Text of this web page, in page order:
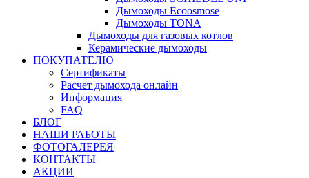
Дымоходы Ecoosmose
Дымоходы TONA
Дымоходы для газовых котлов
Керамические дымоходы
ПОКУПАТЕЛЮ
Сертификаты
Расчет дымохода онлайн
Информация
FAQ
БЛОГ
НАШИ РАБОТЫ
ФОТОГАЛЕРЕЯ
КОНТАКТЫ
АКЦИИ